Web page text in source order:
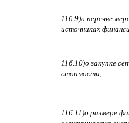
11б.9)о перечне
источниках
11б.10)о закупке
стоимости;
11б.11)о размере